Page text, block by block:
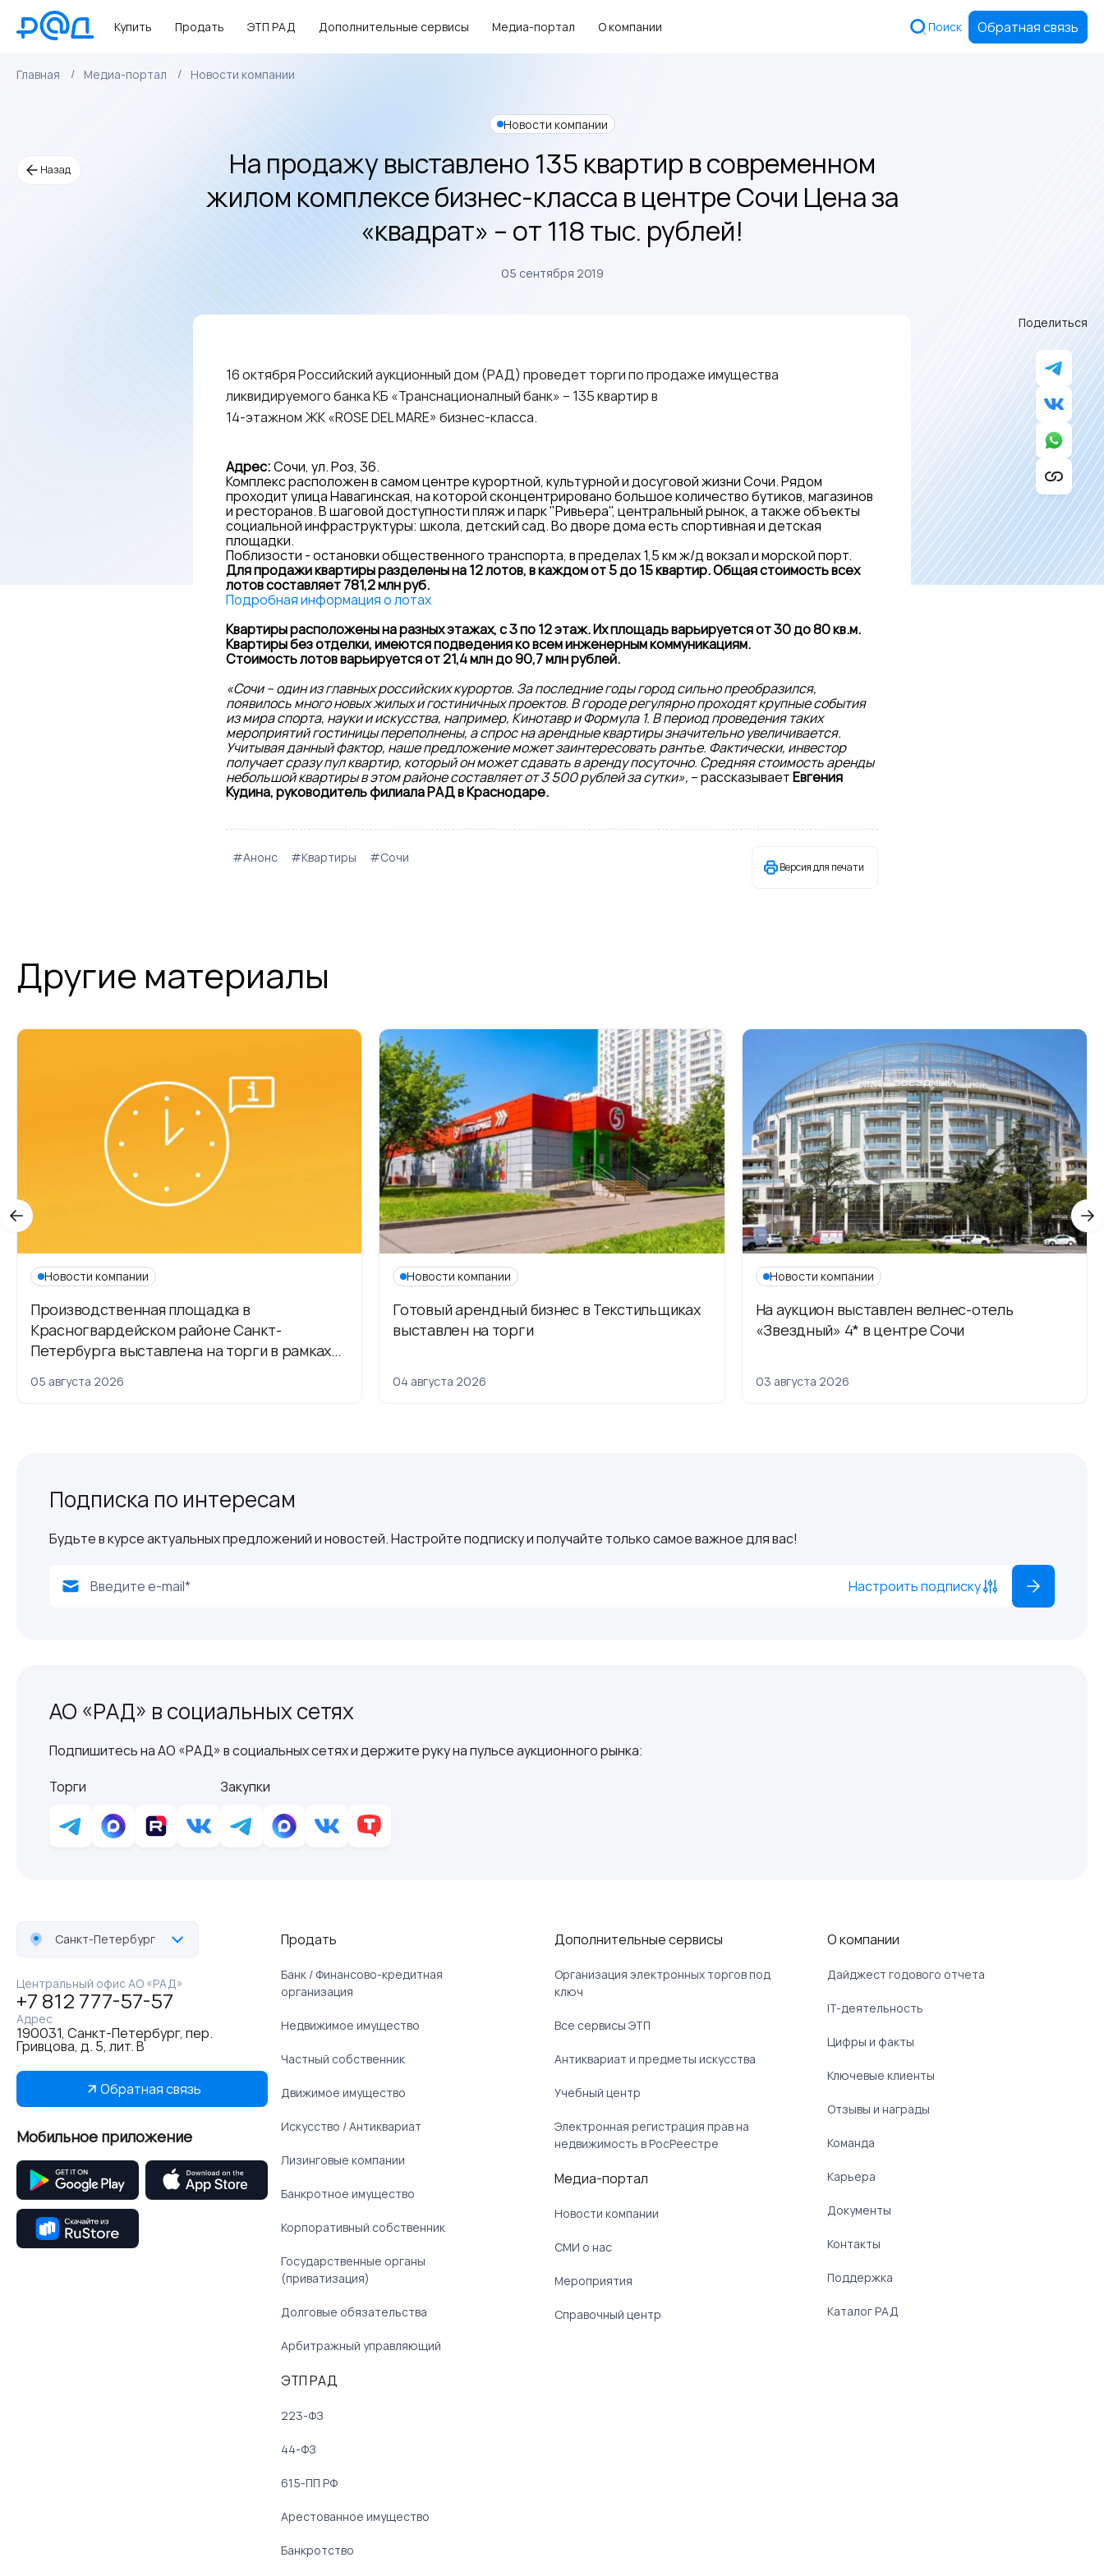
Купить Продать ЭТП РАД Дополнительные сервисы Медиа-портал О компании Поиск Обратная связь
Главная Медиа-портал Новости компании
Назад
Новости компании
На продажу выставлено 135 квартир в современном
жилом комплексе бизнес-класса в центре Сочи Цена за
«квадрат» – от 118 тыс. рублей!
05 сентября 2019
16 октября Российский аукционный дом (РАД) проведет торги по продаже имущества
ликвидируемого банка КБ «Транснационалный банк» – 135 квартир в
14-этажном ЖК «ROSE DEL MARE» бизнес-класса.
Адрес:Сочи, ул. Роз, 36.
Комплекс расположен в самом центре курортной, культурной и досуговой жизни Сочи. Рядом
проходит улица Навагинская, на которой сконцентрировано большое количество бутиков, магазинов
и ресторанов. В шаговой доступности пляж и парк "Ривьера", центральный рынок, а также объекты
социальной инфраструктуры: школа, детский сад. Во дворе дома есть спортивная и детская
площадки.
Поблизости - остановки общественного транспорта, в пределах 1,5 км ж/д вокзал и морской порт.
Для продажи квартиры разделены на 12 лотов, в каждом от 5 до 15 квартир. Общая стоимость всех
лотов составляет 781,2 млн руб.
Подробная информация о лотах
Квартиры расположены на разных этажах, с 3 по 12 этаж. Их площадь варьируется от 30 до 80 кв.м.
Квартиры без отделки, имеются подведения ко всем инженерным коммуникациям.
Стоимость лотов варьируется от 21,4 млн до 90,7 млн рублей.
«Сочи – один из главных российских курортов. За последние годы город сильно преобразился,
появилось много новых жилых и гостиничных проектов. В городе регулярно проходят крупные события
из мира спорта, науки и искусства, например, Кинотавр и Формула 1. В период проведения таких
мероприятий гостиницы переполнены, а спрос на арендные квартиры значительно увеличивается.
Учитывая данный фактор, наше предложение может заинтересовать рантье. Фактически, инвестор
получает сразу пул квартир, который он может сдавать в аренду посуточно. Средняя стоимость аренды
небольшой квартиры в этом районе составляет от 3 500 рублей за сутки», – рассказываетЕвгения
Кудина, руководитель филиала РАД в Краснодаре.
#Анонс #Квартиры #Сочи
Версия для печати
Поделиться
Другие материалы
Новости компании
Производственная площадка в
Красногвардейском районе Санкт-
Петербурга выставлена на торги в рамках
05 августа 2026
Новости компании
Готовый арендный бизнес в Текстильщиках
выставлен на торги
04 августа 2026
Новости компании
На аукцион выставлен велнес-отель
«Звездный» 4* в центре Сочи
03 августа 2026
Подписка по интересам
Будьте в курсе актуальных предложений и новостей. Настройте подписку и получайте только самое важное для вас!
Настроить подписку
АО «РАД» в социальных сетях
Подпишитесь на АО «РАД» в социальных сетях и держите руку на пульсе аукционного рынка:
Торги
Закупки
Санкт-Петербург
Центральный офис АО «РАД»
+7 812 777-57-57
Адрес
190031, Санкт-Петербург, пер.
Гривцова, д. 5, лит. В
Обратная связь
Мобильное приложение
Продать
Банк / Финансово-кредитная
организация
Недвижимое имущество
Частный собственник
Движимое имущество
Искусство / Антиквариат
Лизинговые компании
Банкротное имущество
Корпоративный собственник
Государственные органы
(приватизация)
Долговые обязательства
Арбитражный управляющий
ЭТП РАД
223-ФЗ
44-ФЗ
615-ПП РФ
Арестованное имущество
Банкротство
Дополнительные сервисы
Организация электронных торгов под
ключ
Все сервисы ЭТП
Антиквариат и предметы искусства
Учебный центр
Электронная регистрация прав на
недвижимость в РосРеестре
Медиа-портал
Новости компании
СМИ о нас
Мероприятия
Справочный центр
О компании
Дайджест годового отчета
IT-деятельность
Цифры и факты
Ключевые клиенты
Отзывы и награды
Команда
Карьера
Документы
Контакты
Поддержка
Каталог РАД